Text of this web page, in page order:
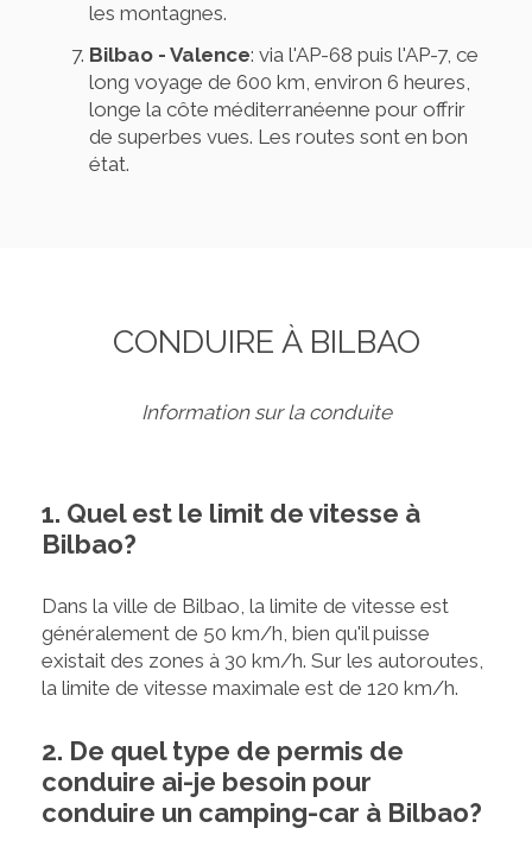
les montagnes.
Bilbao - Valence: via l'AP-68 puis l'AP-7, ce
long voyage de 600 km, environ 6 heures,
longe la côte méditerranéenne pour offrir
de superbes vues. Les routes sont en bon
état.
CONDUIRE À BILBAO
Information sur la conduite
1. Quel est le limit de vitesse à
Bilbao?
Dans la ville de Bilbao, la limite de vitesse est
généralement de 50 km/h, bien qu'il puisse
existait des zones à 30 km/h. Sur les autoroutes,
la limite de vitesse maximale est de 120 km/h.
2. De quel type de permis de
conduire ai-je besoin pour
conduire un camping-car à Bilbao?